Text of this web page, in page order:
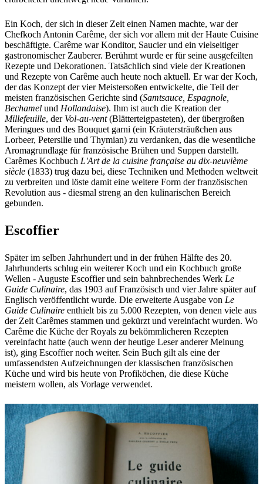
Ein Koch, der sich in dieser Zeit einen Namen machte, war der
Chefkoch Antonin Carême, der sich vor allem mit der Haute Cuisine
beschäftigte. Carême war Konditor, Saucier und ein vielseitiger
gastronomischer Zauberer. Berühmt wurde er für seine ausgefeilten
Rezepte und Dekorationen. Tatsächlich sind viele der Kreationen
und Rezepte von Carême auch heute noch aktuell. Er war der Koch,
der das Konzept der vier Meistersoßen entwickelte, die Teil der
meisten französischen Gerichte sind (Samtsauce, Espagnole,
Bechamel und Hollandaise). Ihm ist auch die Kreation der
Millefeuille, der Vol-au-vent(Blätterteigpasteten), der übergroßen
Meringues und des Bouquet garni (ein Kräutersträußchen aus
Lorbeer, Petersilie und Thymian) zu verdanken, das die wesentliche
Aromagrundlage für französische Brühen und Suppen darstellt.
Carêmes Kochbuch L'Art de la cuisine française au dix-neuvième
siècle (1833) trug dazu bei, diese Techniken und Methoden weltweit
zu verbreiten und löste damit eine weitere Form der französischen
Revolution aus - diesmal streng an den kulinarischen Bereich
gebunden.
Escoffier
Später im selben Jahrhundert und in der frühen Hälfte des 20.
Jahrhunderts schlug ein weiterer Koch und ein Kochbuch große
Wellen - Auguste Escoffier und sein bahnbrechendes Werk Le
Guide Culinaire, das 1903 auf Französisch und vier Jahre später auf
Englisch veröffentlicht wurde. Die erweiterte Ausgabe von Le
Guide Culinaire enthielt bis zu 5.000 Rezepten, von denen viele aus
der Zeit Carêmes stammen und gekürzt und vereinfacht wurden. Wo
Carême die Küche der Royals zu bekömmlicheren Rezepten
vereinfacht hatte (auch wenn der heutige Leser anderer Meinung
ist), ging Escoffier noch weiter. Sein Buch gilt als eine der
umfassendsten Aufzeichnungen der klassischen französischen
Küche und wird bis heute von Profiköchen, die diese Küche
meistern wollen, als Vorlage verwendet.